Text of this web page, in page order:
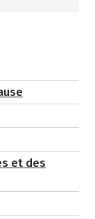
et des